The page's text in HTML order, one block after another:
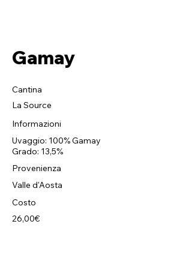
Gamay
Cantina
La Source
Informazioni
Uvaggio: 100% Gamay
Grado: 13,5%
Provenienza
Valle d'Aosta
Costo
26,00€